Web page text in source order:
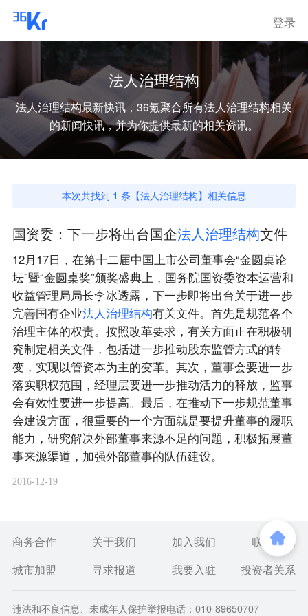
登录
法人治理结构
法人治理结构最新快讯，36氪聚合所有法人治理结构相关
的新闻快讯，并为你提供最新的相关资讯。
本次共找到 1 条【法人治理结构】相关信息
国资委：下一步将出台国企法人治理结构文件
12月17日，在第十二届中国上市公司董事会“金圆桌论
坛”暨“金圆桌奖”颁奖盛典上，国务院国资委资本运营和
收益管理局局长李冰透露，下一步即将出台关于进一步
完善国有企业法人治理结构有关文件。首先是规范各个
治理主体的权责。按照改革要求，有关方面正在积极研
究制定相关文件，包括进一步推动股东监管方式的转
变，实现以管资本为主的变革。其次，董事会要进一步
落实职权范围，经理层要进一步推动活力的释放，监事
会有效性要进一步提高。最后，在推动下一步规范董事
会建设方面，很重要的一个方面就是要提升董事的履职
能力，研究解决外部董事来源不足的问题，积极拓展董
事来源渠道，加强外部董事的队伍建设。
2016-12-19
商务合作 关于我们 加入我们
联系我们
城市加盟
寻求报道 我要入驻 投资者关系
违法和不良信息、未成年人保护举报电话：010-89650707